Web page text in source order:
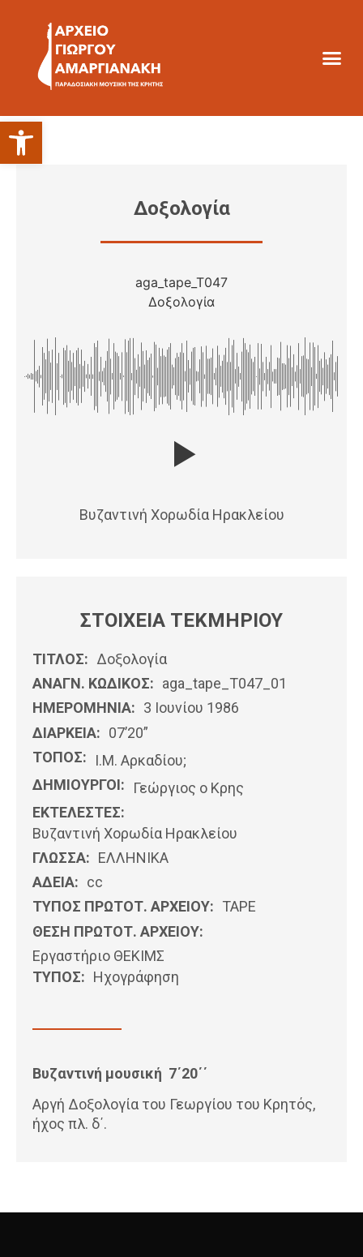
Ανοίξτε τη γραμμή εργαλείων
Δοξολογία
aga_tape_T047
Δοξολογία
Βυζαντινή Χορωδία Ηρακλείου
ΣΤΟΙΧΕΙΑ ΤΕΚΜΗΡΙΟΥ
ΤΙΤΛΟΣ: Δοξολογία
ΑΝΑΓΝ. ΚΩΔΙΚΟΣ: aga_tape_T047_01
ΗΜΕΡΟΜΗΝΊΑ: 3 Ιουνίου 1986
ΔΙΑΡΚΕΙΑ: 07’20”
ΤΟΠΟΣ:
Ι.Μ. Αρκαδίου;
ΔΗΜΙΟΥΡΓΟΙ:
Γεώργιος ο Κρης
ΕΚΤΕΛΕΣΤΕΣ:
Βυζαντινή Χορωδία Ηρακλείου
ΓΛΩΣΣΑ: ΕΛΛΗΝΙΚΆ
ΑΔΕΙΑ: cc
ΤΥΠΟΣ ΠΡΩΤΟΤ. ΑΡΧΕΙΟΥ: ΤΑΡΕ
ΘΕΣΗ ΠΡΩΤΟΤ. ΑΡΧΕΙΟΥ:
Εργαστήριο ΘΕΚΙΜΣ
ΤΥΠΟΣ: Ηχογράφηση
Βυζαντινή μουσική 7΄20΄΄
Αργή Δοξολογία του Γεωργίου του Κρητός,
ήχος πλ. δ΄.